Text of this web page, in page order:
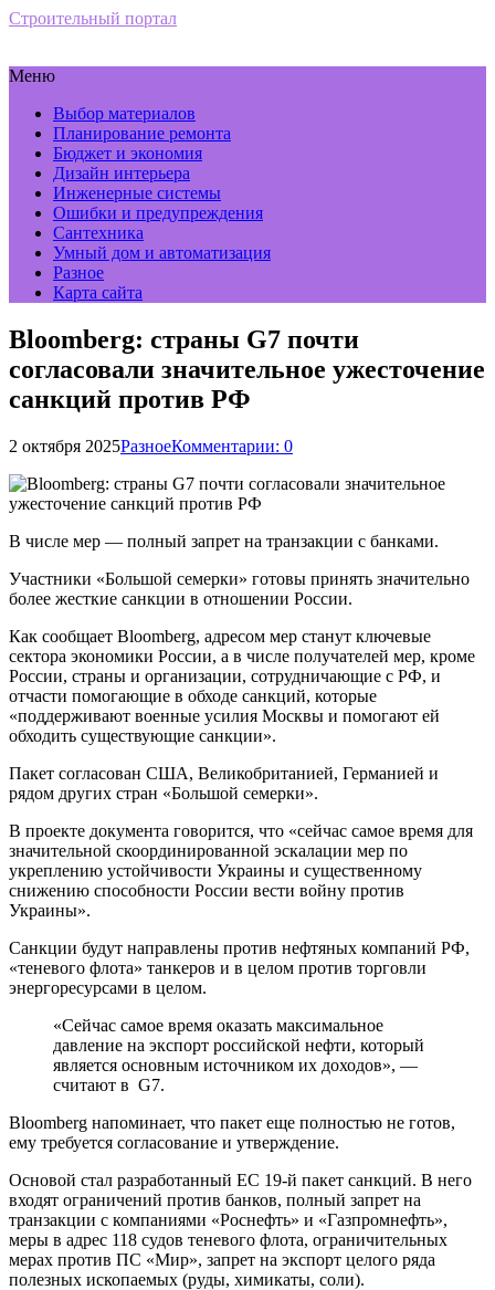
Строительный портал
Меню
Выбор материалов
Планирование ремонта
Бюджет и экономия
Дизайн интерьера
Инженерные системы
Ошибки и предупреждения
Сантехника
Умный дом и автоматизация
Разное
Карта сайта
Bloomberg: страны G7 почти
согласовали значительное ужесточение
санкций против РФ
2 октября 2025РазноеКомментарии: 0
В числе мер — полный запрет на транзакции с банками.
Участники «Большой семерки» готовы принять значительно
более жесткие санкции в отношении России.
Как сообщает Bloomberg, адресом мер станут ключевые
сектора экономики России, а в числе получателей мер, кроме
России, страны и организации, сотрудничающие с РФ, и
отчасти помогающие в обходе санкций, которые
«поддерживают военные усилия Москвы и помогают ей
обходить существующие санкции».
Пакет согласован США, Великобританией, Германией и
рядом других стран «Большой семерки».
В проекте документа говорится, что «сейчас самое время для
значительной скоординированной эскалации мер по
укреплению устойчивости Украины и существенному
снижению способности России вести войну против
Украины».
Санкции будут направлены против нефтяных компаний РФ,
«теневого флота» танкеров и в целом против торговли
энергоресурсами в целом.
«Сейчас самое время оказать максимальное
давление на экспорт российской нефти, который
является основным источником их доходов», —
считают в G7.
Bloomberg напоминает, что пакет еще полностью не готов,
ему требуется согласование и утверждение.
Основой стал разработанный ЕС 19-й пакет санкций. В него
входят ограничений против банков, полный запрет на
транзакции с компаниями «Роснефть» и «Газпромнефть»,
меры в адрес 118 судов теневого флота, ограничительных
мерах против ПС «Мир», запрет на экспорт целого ряда
полезных ископаемых (руды, химикаты, соли).